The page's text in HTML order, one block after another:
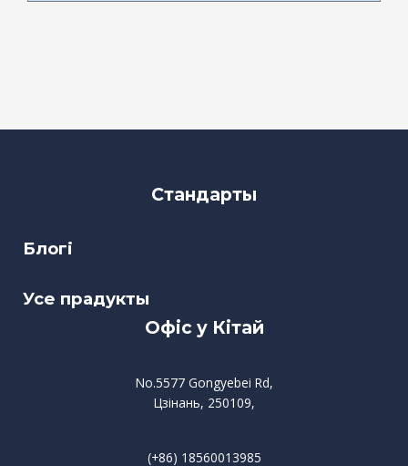
Стандарты
Блогі
Усе прадукты
Офіс у Кітай
No.5577 Gongyebei Rd,
Цзінань, 250109,
(+86) 18560013985